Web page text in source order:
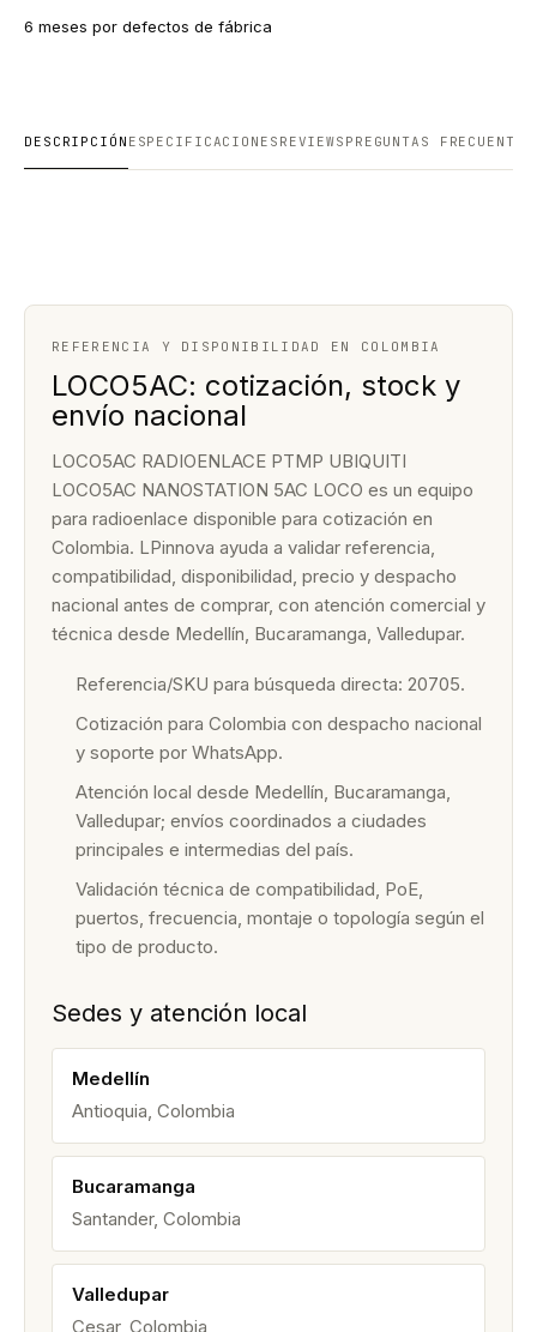
6 meses por defectos de fábrica
DESCRIPCIÓN ESPECIFICACIONES REVIEWS PREGUNTAS FRECUENTES
REFERENCIA Y DISPONIBILIDAD EN COLOMBIA
LOCO5AC: cotización, stock y
envío nacional
LOCO5AC RADIOENLACE PTMP UBIQUITI
LOCO5AC NANOSTATION 5AC LOCO es un equipo
para radioenlace disponible para cotización en
Colombia. LPinnova ayuda a validar referencia,
compatibilidad, disponibilidad, precio y despacho
nacional antes de comprar, con atención comercial y
técnica desde Medellín, Bucaramanga, Valledupar.
Referencia/SKU para búsqueda directa: 20705.
Cotización para Colombia con despacho nacional
y soporte por WhatsApp.
Atención local desde Medellín, Bucaramanga,
Valledupar; envíos coordinados a ciudades
principales e intermedias del país.
Validación técnica de compatibilidad, PoE,
puertos, frecuencia, montaje o topología según el
tipo de producto.
Sedes y atención local
Medellín
Antioquia, Colombia
Bucaramanga
Santander, Colombia
Valledupar
Cesar, Colombia